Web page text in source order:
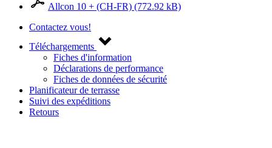
Allcon 10 + (CH-FR) (772.92 kB)
Contactez vous!
Téléchargements
Fiches d'information
Déclarations de performance
Fiches de données de sécurité
Planificateur de terrasse
Suivi des expéditions
Retours